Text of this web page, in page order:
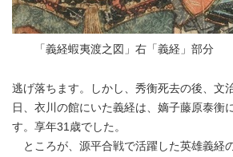
「義経蝦夷渡之図」右「義経」部分
逃げ落ちます。しかし、秀衡死去の後、文
日、衣川の館にいた義経は、嫡子藤原泰衡
す。享年31歳でした。
ところが、源平合戦で活躍した英雄義経